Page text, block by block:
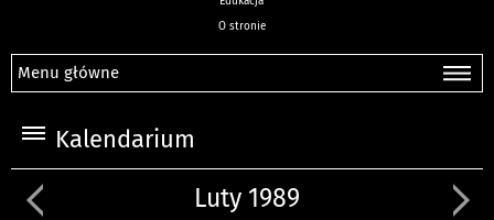
O stronie
Menu główne
Kalendarium
Luty 1989